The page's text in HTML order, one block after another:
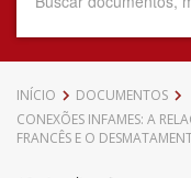
Data do Documento
INÍCIO
DOCUMENTOS
CONEXÕES INFAMES: A
FRANCÊS E O